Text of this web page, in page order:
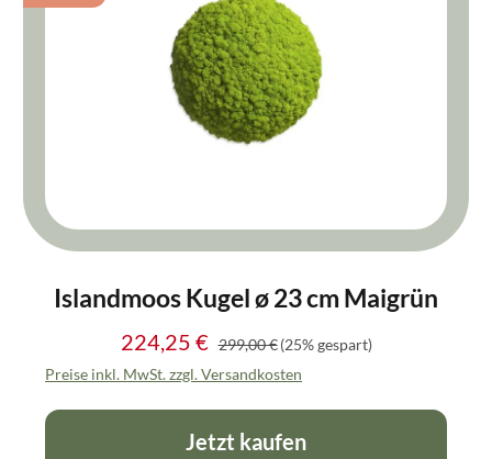
Islandmoos Kugel ø 23 cm Maigrün
Verkaufspreis:
224,25 € Regulärer Preis:
299,00 € (25% gespart)
Preise inkl. MwSt. zzgl. Versandkosten
Jetzt kaufen